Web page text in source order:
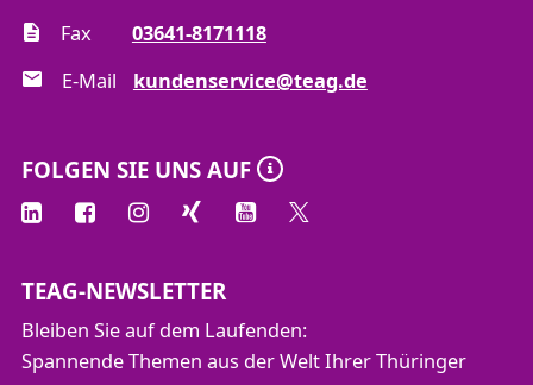
Fax
03641-8171118
E-Mail
kundenservice@teag.de
FOLGEN SIE UNS AUF
TEAG-NEWSLETTER
Bleiben Sie auf dem Laufenden:
Spannende Themen aus der Welt Ihrer Thüringer